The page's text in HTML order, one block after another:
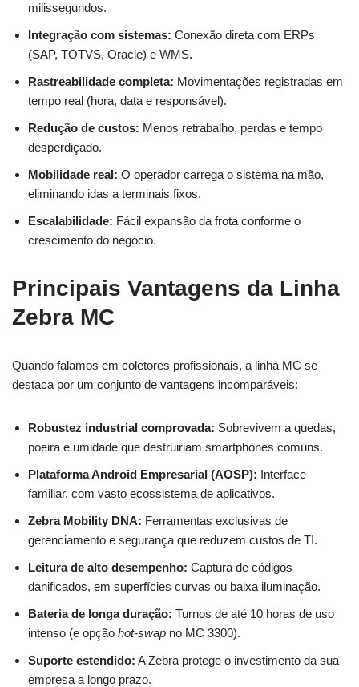
milissegundos.
Integração com sistemas: Conexão direta com ERPs
(SAP, TOTVS, Oracle) e WMS.
Rastreabilidade completa: Movimentações registradas em
tempo real (hora, data e responsável).
Redução de custos: Menos retrabalho, perdas e tempo
desperdiçado.
Mobilidade real: O operador carrega o sistema na mão,
eliminando idas a terminais fixos.
Escalabilidade: Fácil expansão da frota conforme o
crescimento do negócio.
Principais Vantagens da Linha
Zebra MC
Quando falamos em coletores profissionais, a linha MC se
destaca por um conjunto de vantagens incomparáveis:
Robustez industrial comprovada: Sobrevivem a quedas,
poeira e umidade que destruiriam smartphones comuns.
Plataforma Android Empresarial (AOSP): Interface
familiar, com vasto ecossistema de aplicativos.
Zebra Mobility DNA: Ferramentas exclusivas de
gerenciamento e segurança que reduzem custos de TI.
Leitura de alto desempenho: Captura de códigos
danificados, em superfícies curvas ou baixa iluminação.
Bateria de longa duração: Turnos de até 10 horas de uso
intenso (e opção hot-swap no MC 3300).
Suporte estendido: A Zebra protege o investimento da sua
empresa a longo prazo.